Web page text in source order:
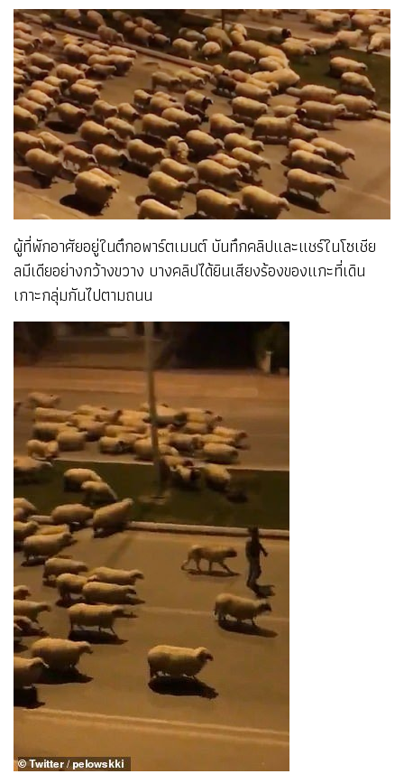
ผู้ที่พักอาศัยอยู่ในตึกอพาร์ตเมนต์ บันทึกคลิปและแชร์ในโซเชีย
ลมีเดียอย่างกว้างขวาง บางคลิปได้ยินเสียงร้องของแกะที่เดิน
เกาะกลุ่มกันไปตามถนน